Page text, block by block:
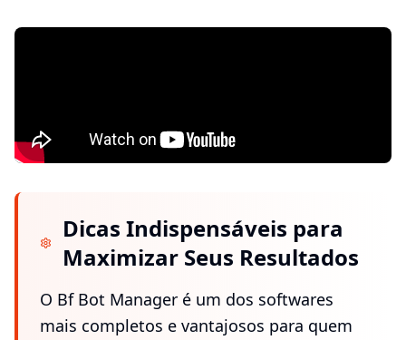
Dicas Indispensáveis para
Maximizar Seus Resultados
O Bf Bot Manager é um dos softwares
mais completos e vantajosos para quem